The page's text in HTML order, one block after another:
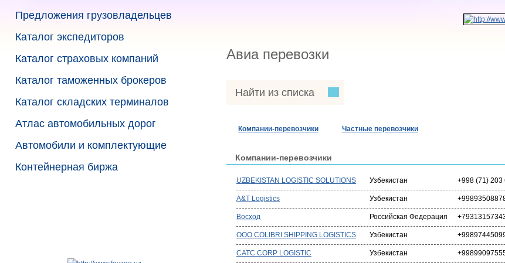
Предложения грузовладельцев
Каталог экспедиторов
Каталог страховых компаний
Каталог таможенных брокеров
Каталог складских терминалов
Атлас автомобильных дорог
Автомобили и комплектующие
Контейнерная биржа
Авиа перевозки
Найти из списка
Компании-перевозчики Частные перевозчики
Компании-перевозчики
UZBEKISTAN LOGISTIC SOLUTIONS Узбекистан +998 (71) 203
A&T Logistics Узбекистан
Восход Российская Федерация
OOO COLIBRI SHIPPING LOGISTICS Узбекистан
CATC CORP LOGISTIC Узбекистан